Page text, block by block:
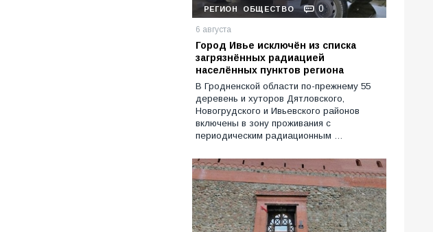
РЕГИОН ОБЩЕСТВО 0
6 августа
Город Ивье исключён из списка
загрязнённых радиацией
населённых пунктов региона
В Гродненской области по-прежнему 55
деревень и хуторов Дятловского,
Новогрудского и Ивьевского районов
включены в зону проживания с
периодическим радиационным …